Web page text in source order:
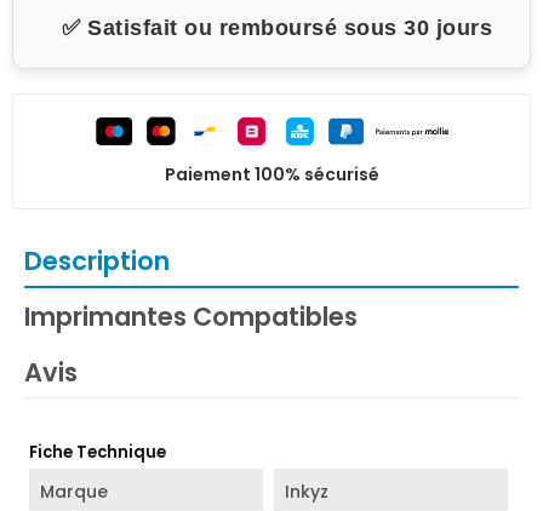
✅ Satisfait ou remboursé sous 30 jours
Paiement 100% sécurisé
Description
Imprimantes Compatibles
Avis
Fiche Technique
Marque Inkyz